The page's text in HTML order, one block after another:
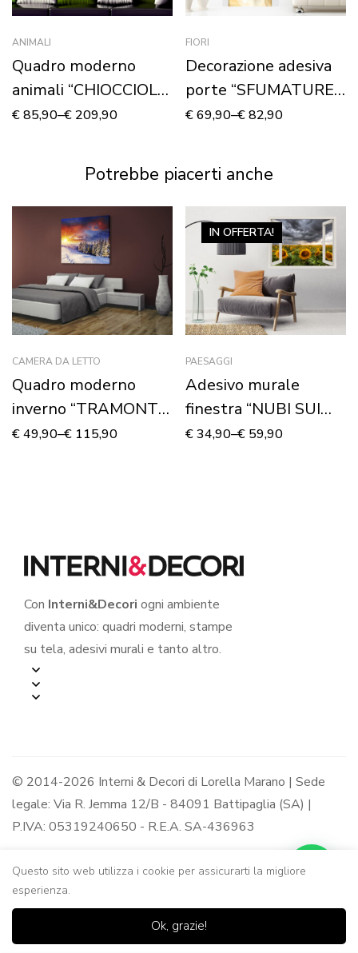
ANIMALI
Quadro moderno
animali “CHIOCCIOLE
TRA FOGLIE” –
€85,90–€ 209,90
FIORI
Decorazione adesiva
porte “SFUMATURE
FLOREALI COLOR
€69,90–€82,90
Potrebbe piacerti anche
CAMERA DA LETTO
Quadro moderno
inverno “TRAMONTO
SULLA NEVE” –
€49,90–€ 115,90
IN OFFERTA!
PAESAGGI
Adesivo murale
finestra “NUBI SUI
GIRASOLI” – Finestra
€34,90–€ 59,90
Con Interni&Decori ogni ambiente
diventa unico: quadri moderni, stampe
su tela, adesivi murali e tanto altro.
© 2014-2026 Interni & Decori di Lorella Marano | Sede
legale: Via R. Jemma 12/B - 84091 Battipaglia (SA) |
P.IVA: 05319240650 - R.E.A. SA-436963
Questo sito web utilizza i cookie per assicurarti la migliore
esperienza.
Ok, grazie!
Casa Negozio
0
Lista dei Carrello Ricerca